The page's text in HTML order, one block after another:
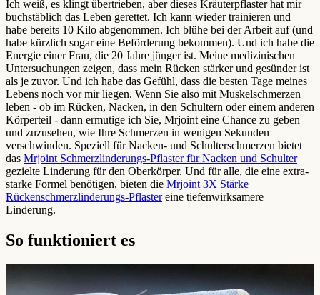
Ich weiß, es klingt übertrieben, aber dieses Kräuterpflaster hat mir
buchstäblich das Leben gerettet. Ich kann wieder trainieren und
habe bereits 10 Kilo abgenommen. Ich blühe bei der Arbeit auf (und
habe kürzlich sogar eine Beförderung bekommen). Und ich habe die
Energie einer Frau, die 20 Jahre jünger ist. Meine medizinischen
Untersuchungen zeigen, dass mein Rücken stärker und gesünder ist
als je zuvor. Und ich habe das Gefühl, dass die besten Tage meines
Lebens noch vor mir liegen. Wenn Sie also mit Muskelschmerzen
leben - ob im Rücken, Nacken, in den Schultern oder einem anderen
Körperteil - dann ermutige ich Sie, Mrjoint eine Chance zu geben
und zuzusehen, wie Ihre Schmerzen in wenigen Sekunden
verschwinden. Speziell für Nacken- und Schulterschmerzen bietet
das Mrjoint Schmerzlinderungs-Pflaster für Nacken und Schulter
gezielte Linderung für den Oberkörper. Und für alle, die eine extra-
starke Formel benötigen, bieten die Mrjoint 3X Stärke
Rückenschmerzlinderungs-Pflastereine tiefenwirksamere
Linderung.
So funktioniert es